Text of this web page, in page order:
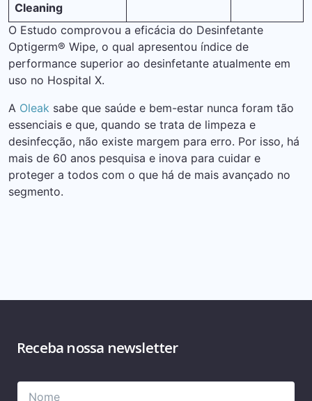
Cleaning
O Estudo comprovou a eficácia do Desinfetante
Optigerm® Wipe, o qual apresentou índice de
performance superior ao desinfetante atualmente em
uso no Hospital X.
A Oleak sabe que saúde e bem-estar nunca foram tão
essenciais e que, quando se trata de limpeza e
desinfecção, não existe margem para erro. Por isso, há
mais de 60 anos pesquisa e inova para cuidar e
proteger a todos com o que há de mais avançado no
segmento.
Receba nossa newsletter
leave
leave